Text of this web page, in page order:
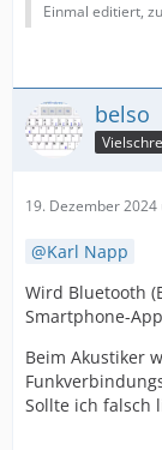
Einmal editiert,
belso
19. Dezember 2024
Karl Napp
Wird Bluetooth
Smartphone-
Beim Akustiker
Sollte ich falsch